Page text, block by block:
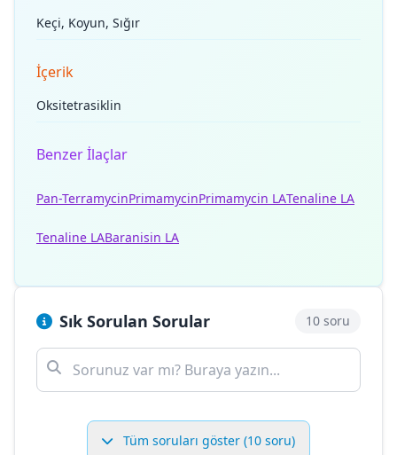
Keçi, Koyun, Sığır
İçerik
Oksitetrasiklin
Benzer İlaçlar
Pan-TerramycinPrimamycinPrimamycin LATenaline LA
Tenaline LABaranisin LA
Sık Sorulan Sorular 10 soru
Tüm soruları göster (10 soru)